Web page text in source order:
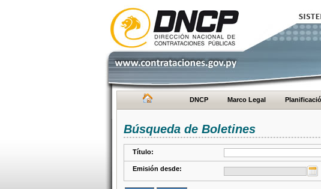
DNCP Marco Legal
Búsqueda de Boletines
Título:
Emisión desde: